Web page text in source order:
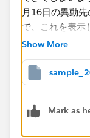
何卒よろしく
月16日の異動
で、これを表示
いデータを使っ
Show More
Mark as